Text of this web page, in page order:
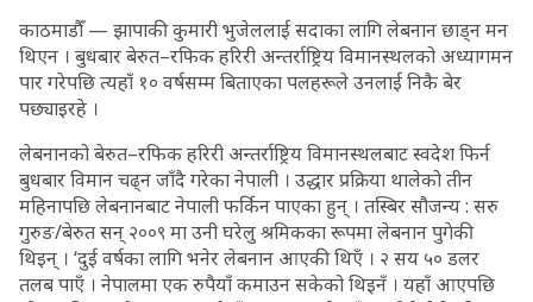
काठमाडौँ — झापाकी कुमारी भुजेललाई सदाका लागि लेबनान छाड्न मन
थिएन । बुधबार बेरुत–रफिक हरिरी अन्तर्राष्ट्रिय विमानस्थलको अध्यागमन
पार गरेपछि त्यहाँ १० वर्षसम्म बिताएका पलहरूले उनलाई निकै बेर
पछ्याइरहे ।
लेबनानको बेरुत–रफिक हरिरी अन्तर्राष्ट्रिय विमानस्थलबाट स्वदेश फिर्न
बुधबार विमान चढ्न जाँदै गरेका नेपाली । उद्धार प्रक्रिया थालेको तीन
महिनापछि लेबनानबाट नेपाली फर्किन पाएका हुन् । तस्बिर सौजन्य : सरु
गुरुङ/बेरुत सन् २००९ मा उनी घरेलु श्रमिकका रूपमा लेबनान पुगेकी
थिइन् । ‘दुई वर्षका लागि भनेर लेबनान आएकी थिएँ । २ सय ५० डलर
तलब पाएँ । नेपालमा एक रुपैयाँ कमाउन सकेको थिइनँ । यहाँ आएपछि